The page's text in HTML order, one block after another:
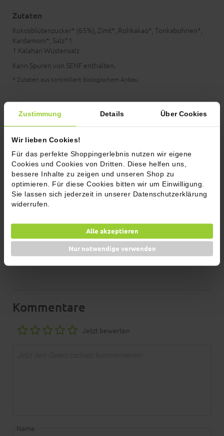
Zustimmung Details Über Cookies
Wir lieben Cookies!
Für das perfekte Shoppingerlebnis nutzen wir eigene
Cookies und Cookies von Dritten. Diese helfen uns,
bessere Inhalte zu zeigen und unseren Shop zu
optimieren. Für diese Cookies bitten wir um Einwilligung.
Sie lassen sich jederzeit in unserer Datenschutzerklärung
widerrufen.
Alle akzeptieren
Nur notwendige verwenden
Zutaten
Kokosblütenzucker* (65%), Zimt*, Rohkakao*, Tonkabohnen*,
Kardamom*, Salz^1
1 Kalahari Wüstensalz
Kann Spuren von SENF enthalten.
* Zutaten aus kontrolliert biologischem Anbau
Brennwert
Fett 4,80 g
Gesättigte Fettsäuren 2,60 g
Kohlenhydrate 83,00 g
Davon Zucker
1,20 g
Kommentare
Jetzt bewerten
Name